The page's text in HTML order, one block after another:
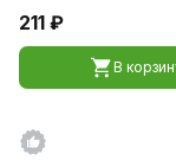
211 ₽
В